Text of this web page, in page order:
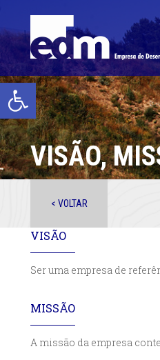
Open toolbar
VISÃO,
< VOLTAR
VISÃO
Ser uma empresa de
MISSÃO
A missão da empresa